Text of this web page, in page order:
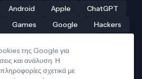
Android Apple
ChatGPT
Games Google
Hackers
Δρόνοι
Ελληνική τεχνολογία
υπολογιστές
της Google για
και ανάλυση. Η
σχετικά με